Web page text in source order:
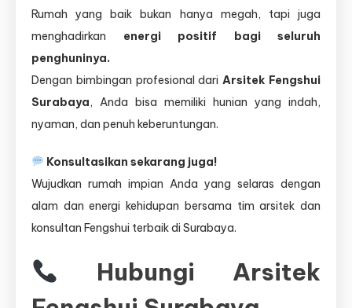
Rumah yang baik bukan hanya megah, tapi juga
menghadirkan energi positif bagi seluruh
penghuninya.
Dengan bimbingan profesional dariArsitek Fengshui
Surabaya, Anda bisa memiliki hunian yang indah,
nyaman, dan penuh keberuntungan.
Konsultasikan sekarang juga!
Wujudkan rumah impian Anda yang selaras dengan
alam dan energi kehidupan bersama tim arsitek dan
konsultan Fengshui terbaik di Surabaya.
Hubungi Arsitek